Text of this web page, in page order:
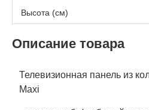
Высота (см)
Описание товара
Телевизионная панель из
Maxi